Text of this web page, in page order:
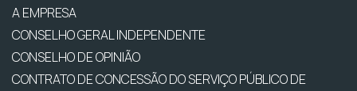
A EMPRESA
CONSELHO GERAL INDEPENDENTE
CONSELHO DE OPINIÃO
CONTRATO DE CONCESSÃO DO SERVIÇO PÚBLICO DE